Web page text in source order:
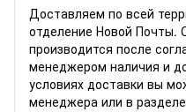
Доставляем по всей
отделение Новой Почты.
производится после
менеджером наличия и
условиях доставки вы
менеджера или в